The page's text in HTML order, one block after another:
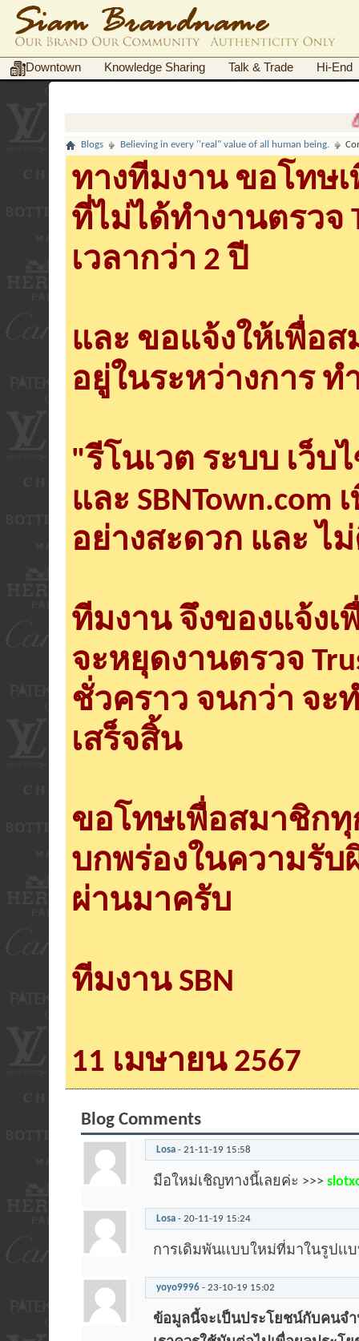
Downtown Knowledge Sharing Talk & Trade Hi-End
กร
Blogs Believing in every ''real" value of all human being.
ทางทีมงาน ขอโทษ
ที่ไม่ได้ทำงานตรวจ
เวลากว่า 2 ปี
และ ขอแจ้งให้เพื่อ
อยู่ในระหว่างการ ท
"รีโนเวต ระบบ เว็บ
และ
อย่างสะดวก และ ไ
ทีมงาน จึงของแจ้ง
จะหยุดงานตรวจ
ชั่วคราว จนกว่า จะ
เสร็จสิ้น
ขอโทษเพื่อสมาชิก
บกพร่องในความรั
ผ่านมาครับ
ทีมงาน SBN
11 เมษายน 2567
Blog Comments
Losa- 21-11-19 15:58
มือใหม่เชิญทางนี้เลยค่ะ >>>
Losa- 20-11-19 15:24
การเดิมพันเเบบใหม่ที่มาในรูปเ
yoyo9996- 23-10-19 15:02
ข้อมูลนี้จะเป็นประโยชน์กับคนจ